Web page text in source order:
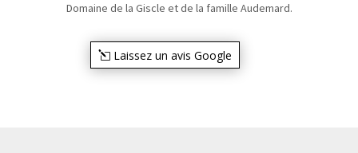
Domaine de la Giscle et de la famille Audemard.
Laissez un avis Google